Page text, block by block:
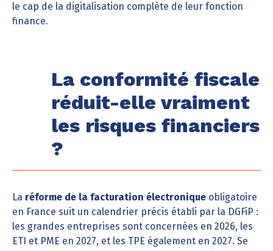
le cap de la digitalisation complète de leur fonction
finance.
La conformité fiscale
réduit-elle vraiment
les risques financiers
?
La réforme de la facturation électronique obligatoire
en France suit un calendrier précis établi par la DGFiP :
les grandes entreprises sont concernées en 2026, les
ETI et PME en 2027, et les TPE également en 2027. Se